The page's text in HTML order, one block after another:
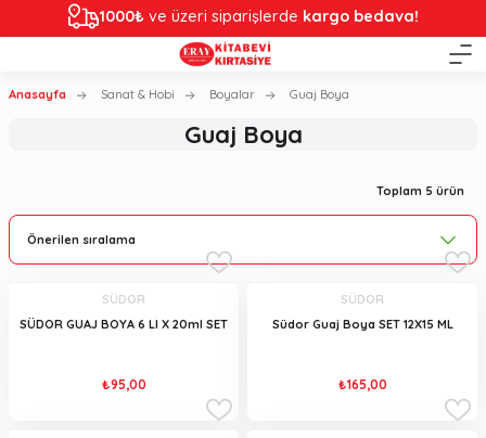
1000₺ ve üzeri siparişlerde kargo bedava!
Anasayfa Sanat & Hobi Boyalar Guaj Boya
Guaj Boya
Toplam 5 ürün
SÜDOR
SÜDOR GUAJ BOYA 6 LI X 20ml SET
₺95,00
SÜDOR
Südor Guaj Boya SET 12X15 ML
₺165,00